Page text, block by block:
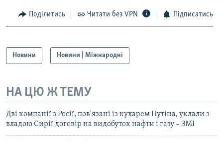
Поділитись Читати без VPN Підписатись
Новини Новини | Міжнародні
НА ЦЮ Ж ТЕМУ
Дві компанії з Росії, пов'язані із кухарем Путіна, уклали з
владою Сирії договір на видобуток нафти і газу – ЗМІ